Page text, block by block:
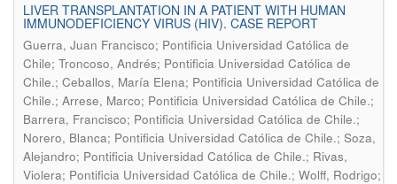
LIVER TRANSPLANTATION IN A PATIENT WITH HUMAN
IMMUNODEFICIENCY VIRUS (HIV). CASE REPORT
Guerra, Juan Francisco; Pontificia Universidad Católica de
Chile; Troncoso, Andrés; Pontificia Universidad Católica de
Chile.; Ceballos, María Elena; Pontificia Universidad Católica de
Chile.; Arrese, Marco; Pontificia Universidad Católica de Chile.;
Barrera, Francisco; Pontificia Universidad Católica de Chile.;
Norero, Blanca; Pontificia Universidad Católica de Chile.; Soza,
Alejandro; Pontificia Universidad Católica de Chile.; Rivas,
Violera; Pontificia Universidad Católica de Chile.; Wolff, Rodrigo;